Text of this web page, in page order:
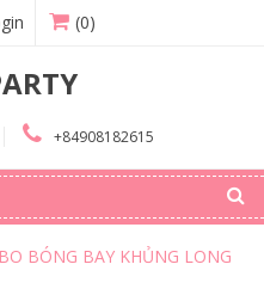
(0)
+84908182615
BÓNG BAY KHỦNG LONG